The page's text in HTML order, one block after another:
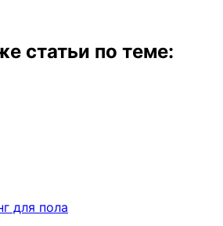
статьи по теме:
для пола